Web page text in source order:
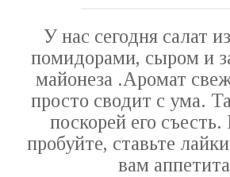
У нас сегодня салат
помидорами, сыром и
майонеза .Аромат
просто сводит с ума.
поскорей его съесть.
пробуйте, ставьте
вам